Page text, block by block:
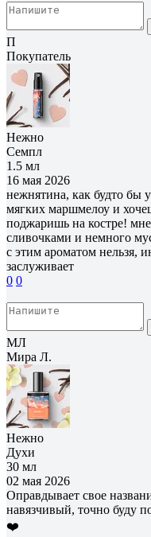
П
Покупатель
Нежно
Семпл
1.5 мл
16 мая 2026
нежнятина, как будто бы
мягких маршмелоу и
поджаришь на костре!
сливочками и немного
с этим ароматом нельзя,
заслуживает
0 0
МЛ
Мира Л.
Нежно
Духи
30 мл
02 мая 2026
Оправдывает свое
навязчивый, точно буду
❤️